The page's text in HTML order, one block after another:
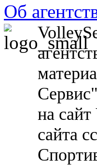
Об
на
сайта